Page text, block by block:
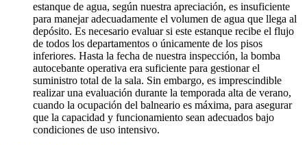
estanque de agua, según nuestra apreciación, es insuficiente
para manejar adecuadamente el volumen de agua que llega al
depósito. Es necesario evaluar si este estanque recibe el flujo
de todos los departamentos o únicamente de los pisos
inferiores. Hasta la fecha de nuestra inspección, la bomba
autocebante operativa era suficiente para gestionar el
suministro total de la sala. Sin embargo, es imprescindible
realizar una evaluación durante la temporada alta de verano,
cuando la ocupación del balneario es máxima, para asegurar
que la capacidad y funcionamiento sean adecuados bajo
condiciones de uso intensivo.